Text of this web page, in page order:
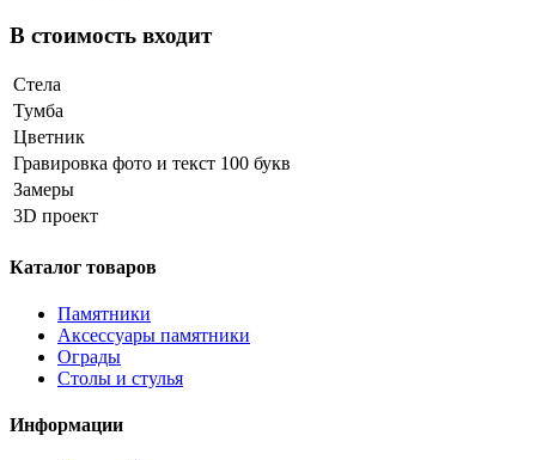
В стоимость входит
Стела
Тумба
Цветник
Гравировка фото и текст 100 букв
Замеры
3D проект
Каталог товаров
Памятники
Аксессуары памятники
Ограды
Столы и стулья
Информации